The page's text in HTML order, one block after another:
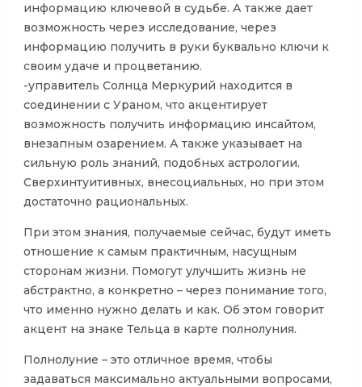
информацию ключевой в судьбе. А также дает
возможность через исследование, через
информацию получить в руки буквально ключи к
своим удаче и процветанию.
-управитель Солнца Меркурий находится в
соединении с Ураном, что акцентирует
возможность получить информацию инсайтом,
внезапным озарением. А также указывает на
сильную роль знаний, подобных астрологии.
Сверхинтуитивных, внесоциальных, но при этом
достаточно рациональных.
При этом знания, получаемые сейчас, будут иметь
отношение к самым практичным, насущным
сторонам жизни. Помогут улучшить жизнь не
абстрактно, а конкретно – через понимание того,
что именно нужно делать и как. Об этом говорит
акцент на знаке Тельца в карте полнолуния.
Полнолуние – это отличное время, чтобы
задаваться максимально актуальными вопросами,